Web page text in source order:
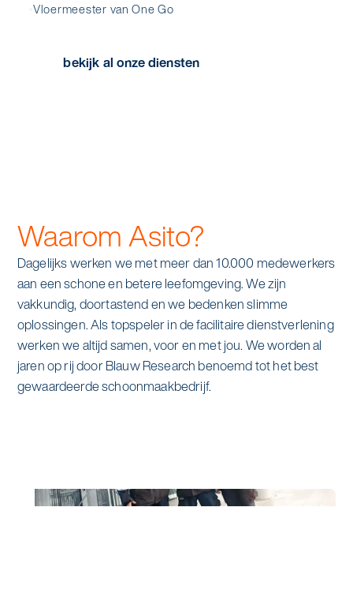
Vloermeester van One Go
bekijk al onze diensten
Waarom Asito?
Dagelijks werken we met meer dan 10.000 medewerkers
aan een schone en betere leefomgeving. We zijn
vakkundig, doortastend en we bedenken slimme
oplossingen. Als topspeler in de facilitaire dienstverlening
werken we altijd samen, voor en met jou. We worden al
jaren op rij door Blauw Research benoemd tot het best
gewaardeerde schoonmaakbedrijf.